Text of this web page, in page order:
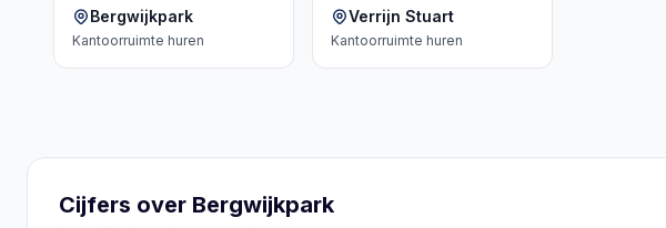
Bergwijkpark
Kantoorruimte huren
Verrijn Stuart
Kantoorruimte huren
Cijfers over Bergwijkpark